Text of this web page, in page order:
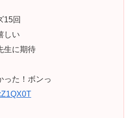
15回
しい
生に期待
った！ボンっ